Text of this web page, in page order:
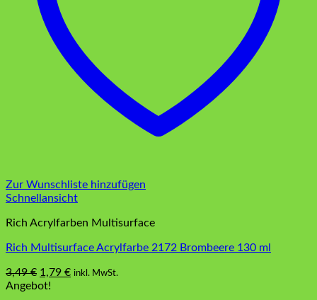
Zur Wunschliste hinzufügen
Schnellansicht
Rich Acrylfarben Multisurface
Rich Multisurface Acrylfarbe 2172 Brombeere 130 ml
3,49€ Ursprünglicher
Preis
1,79 €Aktueller
inkl. MwSt.
Angebot!